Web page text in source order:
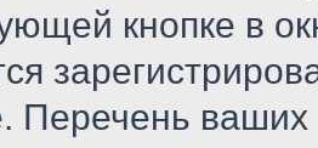
кнопке в
Перечень ваших